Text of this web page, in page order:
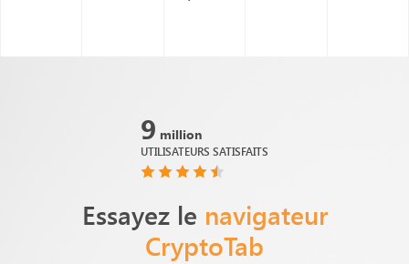
9 million
UTILISATEURS SATISFAITS
Essayez le navigateur
CryptoTab